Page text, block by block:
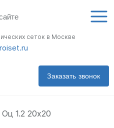
Заказать звонок
сеток в Москве
1.2 20х20